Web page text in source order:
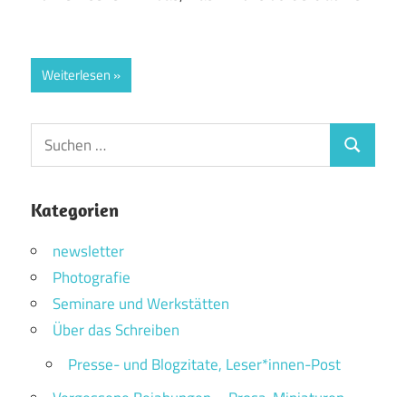
Weiterlesen
Suchen
nach:
Suchen
Kategorien
newsletter
Photografie
Seminare und Werkstätten
Über das Schreiben
Presse- und Blogzitate, Leser*innen-Post